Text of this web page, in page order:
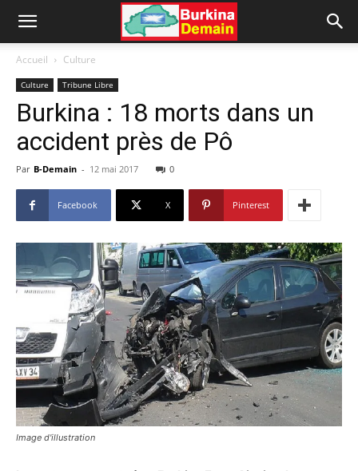
Accueil Culture
Culture Tribune Libre
Burkina : 18 morts dans un
accident près de Pô
Par B-Demain - 12 mai 2017 0
Facebook X Pinterest
Image d'illustration